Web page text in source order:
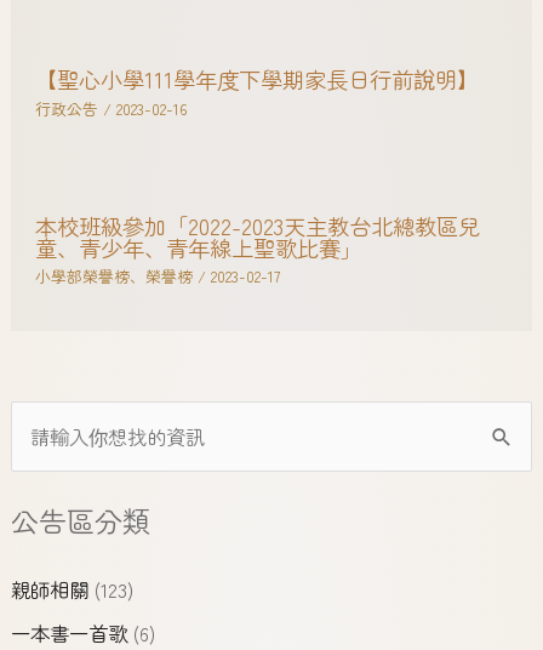
公告區分類
親師相關(123)
一本書一首歌(6)
【聖心小學111學年度下學期家長日行前說明】
行政公告 / 2023-02-16
本校班級參加「2022-2023天主教台北總教區兒
童、青少年、青年線上聖歌比賽」
小學部榮譽榜、 榮譽榜/ 2023-02-17